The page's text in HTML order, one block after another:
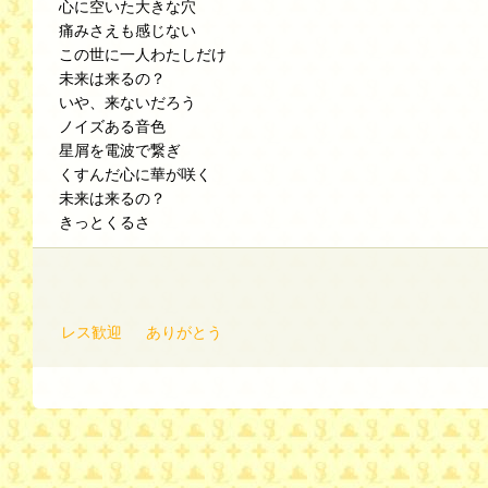
心に空いた大きな穴
痛みさえも感じない
この世に一人わたしだけ
未来は来るの？
いや、来ないだろう
ノイズある音色
星屑を電波で繋ぎ
くすんだ心に華が咲く
未来は来るの？
きっとくるさ
レス歓迎 ありがとう